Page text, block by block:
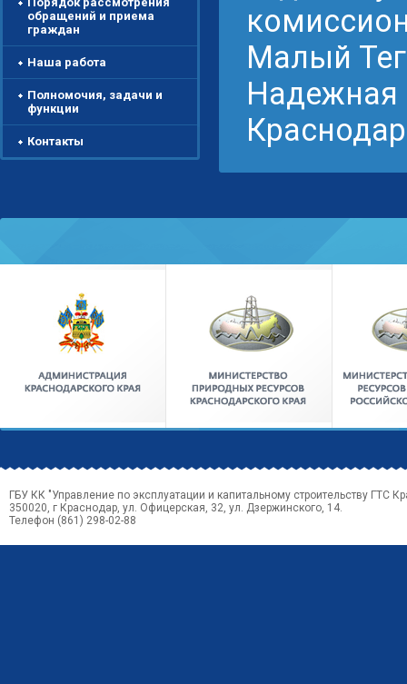
обращений и приема
граждан
Наша работа
Полномочия, задачи и
функции
Контакты
Малый
Надежная
ГБУ КК "Управление по эксплуатации и капитальному строительству ГТС
350020, г Краснодар, ул. Офицерская, 32, ул. Дзержинского, 14.
Телефон (861) 298-02-88